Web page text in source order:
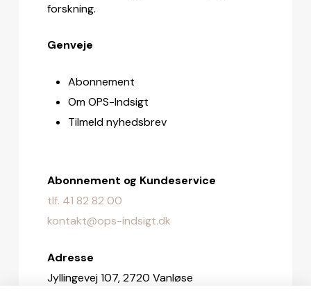
forskning.
Genveje
Abonnement
Om OPS-Indsigt
Tilmeld nyhedsbrev
Abonnement og Kundeservice
tlf. 41 82 82 00
kontakt@ops-indsigt.dk
Adresse
Jyllingevej 107, 2720 Vanløse